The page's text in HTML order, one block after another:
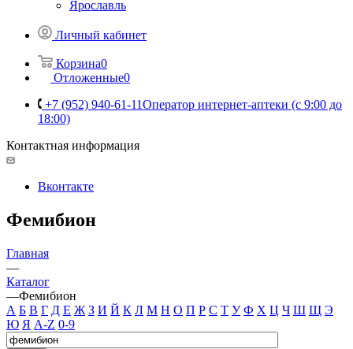
Ярославль
Личный кабинет
Корзина0
Отложенные0
+7 (952) 940-61-11Оператор интернет-аптеки (с 9:00 до
18:00)
Контактная информация
Вконтакте
Фемибион
Главная
—
Каталог
—Фемибион
А Б В Г Д Е Ж З И Й К Л М Н О П Р С Т У Ф Х Ц Ч Ш Щ Э
Ю Я A-Z 0-9